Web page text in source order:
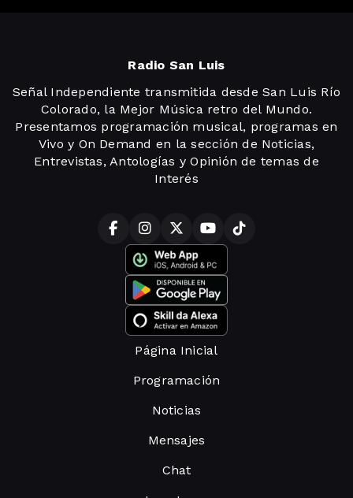
Radio San Luis
Señal Independiente transmitida desde San Luis Río
Colorado, la Mejor Música retro del Mundo.
Presentamos programación musical, programas en
Vivo y On Demand en la sección de Noticias,
Entrevistas, Antologías y Opinión de temas de
Interés
Página Inicial
Programación
Noticias
Mensajes
Chat